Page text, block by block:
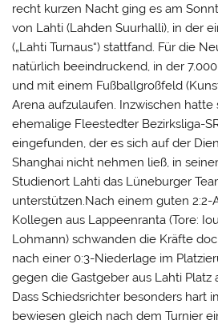
recht kurzen Nacht ging es am
von Lahti (Lahden Suurhalli), in der
(„Lahti Turnaus“) stattfand. Für die
natürlich beeindruckend, in der
und mit einem Fußballgroßfeld
Arena aufzulaufen. Inzwischen hatte
ehemalige Fleestedter Bezirksliga-
eingefunden, der es sich auf der
Shanghai nicht nehmen ließ, in
Studienort Lahti das Lüneburger
unterstützen.Nach einem guten
Kollegen aus Lappeenranta (Tore:
Lohmann) schwanden die Kräfte
nach einer 0:3-Niederlage im
gegen die Gastgeber aus Lahti Platz
Dass Schiedsrichter besonders hart
bewiesen gleich nach dem Turnier